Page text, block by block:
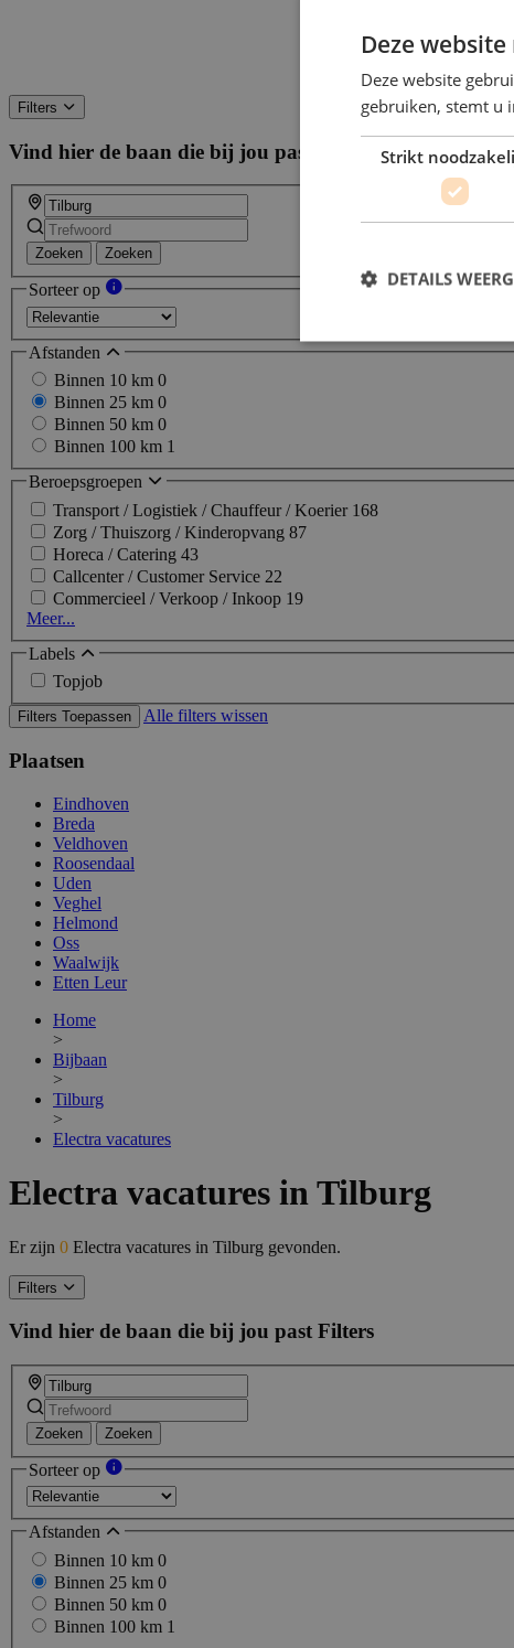
Filters
Vind hier de baan die bij jou past
Zoeken Zoeken
Sorteer op
Afstanden
Binnen 10 km 0
Binnen 25 km 0
Binnen 50 km 0
Binnen 100 km 1
Beroepsgroepen
Transport / Logistiek / Chauffeur / Koerier 168
Zorg / Thuiszorg / Kinderopvang 87
Horeca / Catering 43
Callcenter / Customer Service 22
Commercieel / Verkoop / Inkoop 19
Meer...
Labels
Topjob
Filters Toepassen Alle filters wissen
Plaatsen
Eindhoven
Breda
Veldhoven
Roosendaal
Uden
Veghel
Helmond
Oss
Waalwijk
Etten Leur
Home
>
Bijbaan
>
Tilburg
>
Electra vacatures
Electra vacatures in Tilburg
Er zijn 0 Electra vacatures in Tilburg gevonden.
Filters
Vind hier de baan die bij jou past Filters
Zoeken Zoeken
Sorteer op
Afstanden
Binnen 10 km 0
Binnen 25 km 0
Binnen 50 km 0
Binnen 100 km 1
Deze
Deze website
gebruiken, stemt u
Strikt
DETAILS